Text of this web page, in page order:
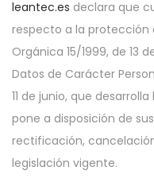
leantec.es declara que
respecto a la protección
Orgánica 15/1999, de 13
Datos de Carácter
11 de junio, que
pone a disposición de
rectificación,
legislación vigente.